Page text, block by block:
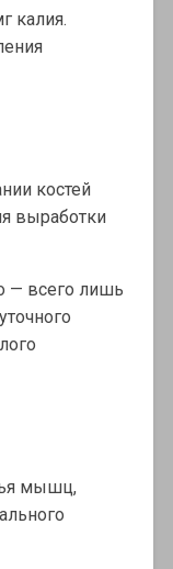
калия.
костей
выработки
— всего лишь
мышц,